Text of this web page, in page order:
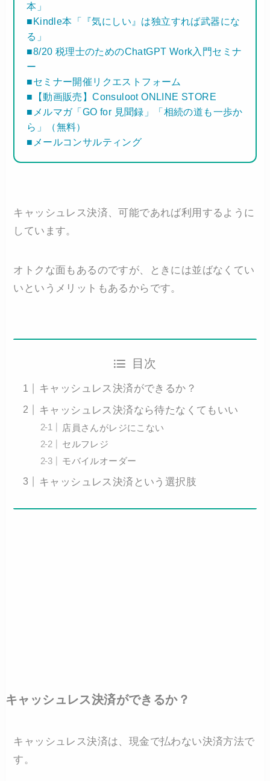
本」
■Kindle本「『気にしい』は独立すれば武器にな
る」
■8/20 税理士のためのChatGPT Work入門セミナ
ー
■セミナー開催リクエストフォーム
■【動画販売】Consuloot ONLINE STORE
■メルマガ「GO for 見聞録」「相続の道も一歩か
ら」（無料）
■メールコンサルティング
キャッシュレス決済、可能であれば利用するように
しています。
オトクな面もあるのですが、ときには並ばなくてい
いというメリットもあるからです。
目次
キャッシュレス決済ができるか？
キャッシュレス決済なら待たなくてもいい
店員さんがレジにこない
セルフレジ
モバイルオーダー
キャッシュレス決済という選択肢
キャッシュレス決済ができるか？
キャッシュレス決済は、現金で払わない決済方法で
す。